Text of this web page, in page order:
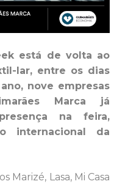
está de volta ao
lar, entre os dias
nove empresas
Marca já
na feira,
internacional da
Marizé, Lasa, Mi Casa